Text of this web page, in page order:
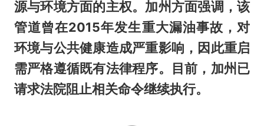
源与环境方面的主权。加州方面强调，该
管道曾在2015年发生重大漏油事故，对
环境与公共健康造成严重影响，因此重启
需严格遵循既有法律程序。目前，加州已
请求法院阻止相关命令继续执行。